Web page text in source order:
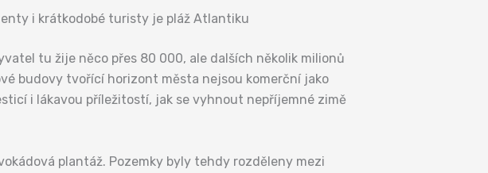
i krátkodobé turisty je pláž Atlantiku
tu žije něco přes 80 000, ale dalších několik milionů
budovy tvořící horizont města nejsou komerční jako
i lákavou příležitostí, jak se vyhnout nepříjemné zimě
plantáž. Pozemky byly tehdy rozděleny mezi